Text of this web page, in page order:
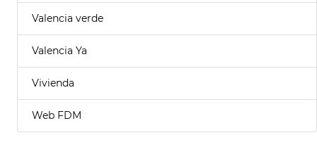
Valencia verde
Valencia Ya
Vivienda
Web FDM